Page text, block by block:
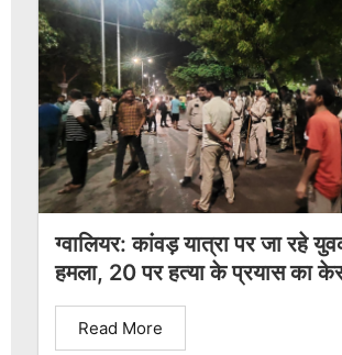
ग्वालियर: कांवड़ यात्रा पर जा रहे
हमला, 20 पर हत्या के प्रयास का
Read More